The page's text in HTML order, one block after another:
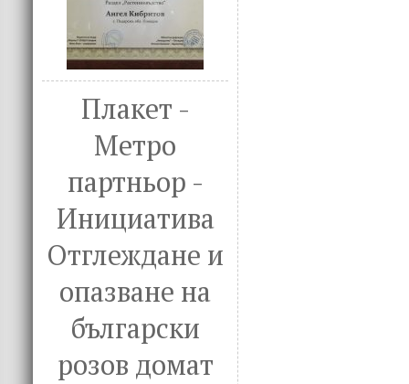
Плакет -
Метро
партньор -
Инициатива
Отглеждане и
опазване на
български
розов домат